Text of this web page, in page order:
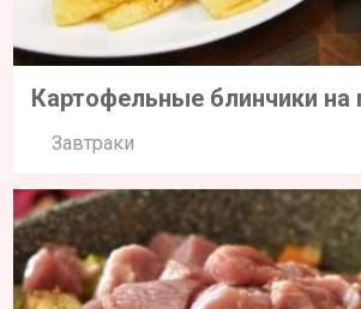
Картофельные блинчики на
Завтраки